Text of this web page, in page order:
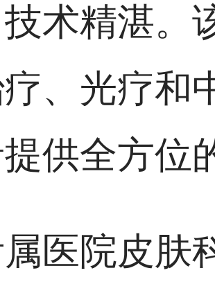
术精湛。
、光疗和
供全方位
医院皮肤